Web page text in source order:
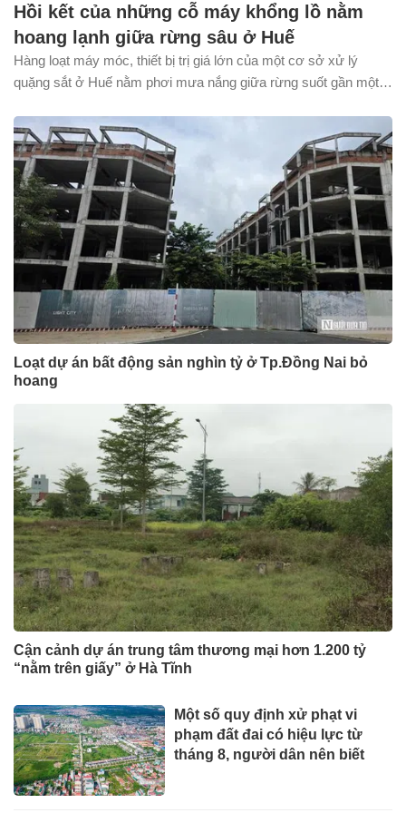
Hồi kết của những cỗ máy khổng lồ nằm
hoang lạnh giữa rừng sâu ở Huế
Hàng loạt máy móc, thiết bị trị giá lớn của một cơ sở xử lý
quặng sắt ở Huế nằm phơi mưa nắng giữa rừng suốt gần một
thủ tục xử lý tài sản còn lại để thu hồi và đưa khu đất vào sử
dụng đúng mục đích.
Loạt dự án bất động sản nghìn tỷ ở Tp.Đồng Nai bỏ
hoang
Cận cảnh dự án trung tâm thương mại hơn 1.200 tỷ
“nằm trên giấy” ở Hà Tĩnh
Một số quy định xử phạt vi
phạm đất đai có hiệu lực từ
tháng 8, người dân nên biết